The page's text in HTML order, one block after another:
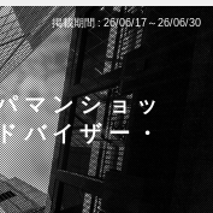
掲載期間 26/06/17～26/06/30
マンショッ
バイザー・